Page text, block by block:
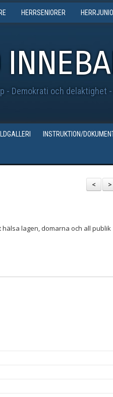
HERRSENIORER
- Demokrati och delaktighet
INSTRUKTION/
>
<
lagen, domarna och all publik